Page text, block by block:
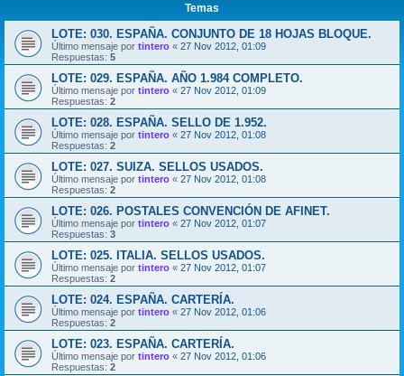
Temas
LOTE: 030. ESPAÑA. CONJUNTO DE 18 HOJAS BLOQUE.
Último mensaje por tintero « 27 Nov 2012, 01:09
Respuestas: 5
LOTE: 029. ESPAÑA. AÑO 1.984 COMPLETO.
Último mensaje por tintero « 27 Nov 2012, 01:09
Respuestas: 2
LOTE: 028. ESPAÑA. SELLO DE 1.952.
Último mensaje por tintero « 27 Nov 2012, 01:08
Respuestas: 2
LOTE: 027. SUIZA. SELLOS USADOS.
Último mensaje por tintero « 27 Nov 2012, 01:08
Respuestas: 2
LOTE: 026. POSTALES CONVENCIÓN DE AFINET.
Último mensaje por tintero « 27 Nov 2012, 01:07
Respuestas: 3
LOTE: 025. ITALIA. SELLOS USADOS.
Último mensaje por tintero « 27 Nov 2012, 01:07
Respuestas: 2
LOTE: 024. ESPAÑA. CARTERÍA.
Último mensaje por tintero « 27 Nov 2012, 01:06
Respuestas: 2
LOTE: 023. ESPAÑA. CARTERÍA.
Último mensaje por tintero « 27 Nov 2012, 01:06
Respuestas: 2